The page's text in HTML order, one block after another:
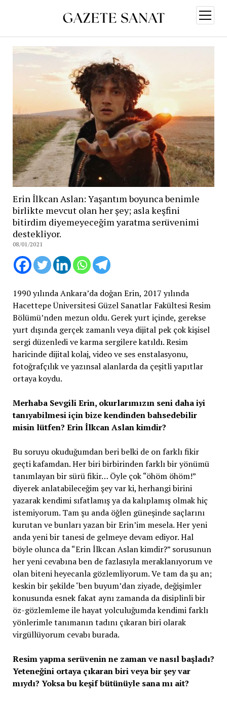
aç
Erin İlkcan Aslan: Yaşantım boyunca benimle
birlikte mevcut olan her şey; asla keşfini
bitirdim diyemeyeceğim yaratma serüvenimi
destekliyor.
08/01/2021
1990 yılında Ankara’da doğan Erin, 2017 yılında
Hacettepe Üniversitesi Güzel Sanatlar Fakültesi Resim
Bölümü’nden mezun oldu. Gerek yurt içinde, gerekse
yurt dışında gerçek zamanlı veya dijital pek çok kişisel
sergi düzenledi ve karma sergilere katıldı. Resim
haricinde dijital kolaj, video ve ses enstalasyonu,
fotoğrafçılık ve yazınsal alanlarda da çeşitli yapıtlar
ortaya koydu.
Merhaba Sevgili Erin, okurlarımızın seni daha iyi
tanıyabilmesi için bize kendinden bahsedebilir
misin lütfen? Erin İlkcan Aslan kimdir?
Bu soruyu okuduğumdan beri belki de on farklı fikir
geçti kafamdan. Her biri birbirinden farklı bir yönümü
tanımlayan bir sürü fikir… Öyle çok “öhöm öhöm!”
diyerek anlatabileceğim şey var ki, herhangi birini
yazarak kendimi sıfatlamış ya da kalıplamış olmak hiç
istemiyorum. Tam şu anda öğlen güneşinde saçlarını
kurutan ve bunları yazan bir Erin’im mesela. Her yeni
anda yeni bir tanesi de gelmeye devam ediyor. Hal
böyle olunca da “Erin İlkcan Aslan kimdir?” sorusunun
her yeni cevabına ben de fazlasıyla meraklanıyorum ve
olan biteni heyecanla gözlemliyorum. Ve tam da şu an;
keskin bir şekilde ‘ben buyum’dan ziyade, değişimler
konusunda esnek fakat aynı zamanda da disiplinli bir
öz-gözlemleme ile hayat yolculuğumda kendimi farklı
yönlerimle tanımanın tadını çıkaran biri olarak
virgüllüyorum cevabı burada.
Resim yapma serüvenin ne zaman ve nasıl başladı?
Yeteneğini ortaya çıkaran biri veya bir şey var
mıydı? Yoksa bu keşif bütünüyle sana mı ait?